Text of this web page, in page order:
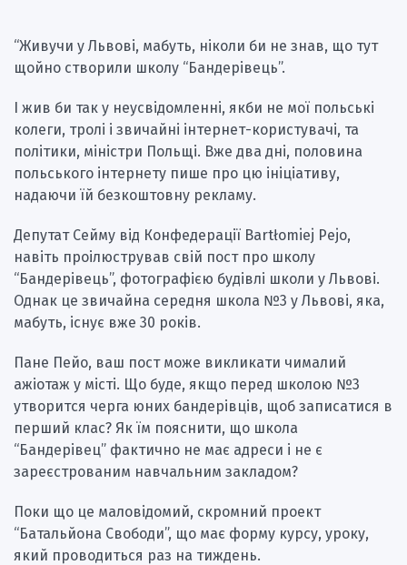
“Живучи у Львові, мабуть, ніколи би не знав, що тут
щойно створили школу “Бандерівець”.
І жив би так у неусвідомленні, якби не мої польські
колеги, тролі і звичайні інтернет-користувачі, та
політики, міністри Польщі. Вже два дні, половина
польського інтернету пише про цю ініціативу,
надаючи їй безкоштовну рекламу.
Депутат Сейму від Конфедерації Bartłomiej Pejo,
навіть проілюстрував свій пост про школу
“Бандерівець”, фотографією будівлі школи у Львові.
Однак це звичайна середня школа №3 у Львові, яка,
мабуть, існує вже 30 років.
Пане Пейо, ваш пост може викликати чималий
ажіотаж у місті. Що буде, якщо перед школою №3
утворится черга юних бандерівців, щоб записатися в
перший клас? Як їм пояснити, що школа
“Бандерівец” фактично не має адреси і не є
зареєстрованим навчальним закладом?
Поки що це маловідомий, скромний проект
“Батальйона Свободи”, що має форму курсу, уроку,
який проводиться раз на тиждень.